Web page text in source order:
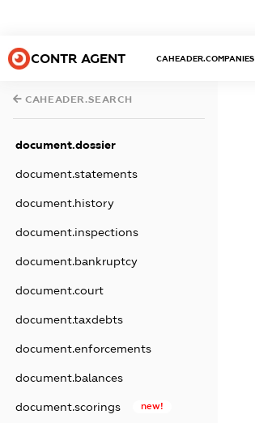
CONTR AGENT CAHEADER.COMPANIES
CAHEADER.SEARCH
document.dossier
document.statements
document.history
document.inspections
document.bankruptcy
document.court
document.taxdebts
document.enforcements
document.balances
document.scorings new!